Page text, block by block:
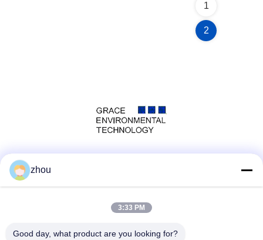
1
2
zhou
3:33 PM
Good day, what product are you looking for?